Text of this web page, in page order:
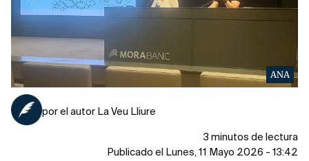
ANA
por el autor La Veu Lliure
3 minutos de lectura
Publicado el Lunes, 11 Mayo 2026 - 13:42